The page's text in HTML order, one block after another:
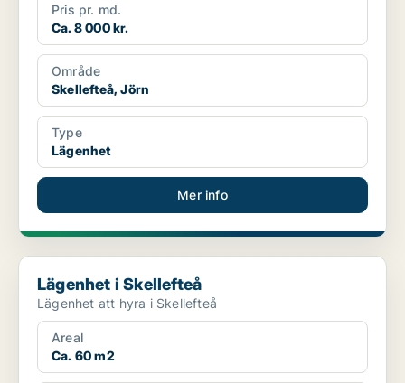
Pris pr. md.
Ca. 8 000 kr.
Område
Skellefteå, Jörn
Type
Lägenhet
Mer info
Lägenhet i Skellefteå
Lägenhet i Skellefteå
Lägenhet att hyra i Skellefteå
Areal
Ca. 60 m2